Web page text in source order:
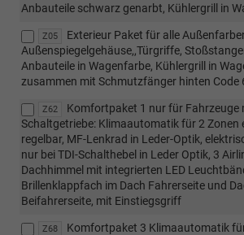
Anbauteile schwarz genarbt, Kühlergrill in
Z05
Exterieur Paket für alle
Außenspiegelgehäuse,,Türgriffe,
Anbauteile in Wagenfarbe, Kühlergrill in
zusammen mit Schmutzfänger hinten Code
Z62
Komfortpaket 1 nur für Fahrzeuge
Schaltgetriebe: Klimaautomatik für 2 Zonen
regelbar, MF-Lenkrad in Leder-Optik,
nur bei TDI-Schalthebel in Leder Optik, 3
Dachhimmel mit integrierten LED
Brillenklappfach im Dach Fahrerseite und
Beifahrerseite, mit Einstiegsgriff
Z68
Komfortpaket 3 Klimaautomatik